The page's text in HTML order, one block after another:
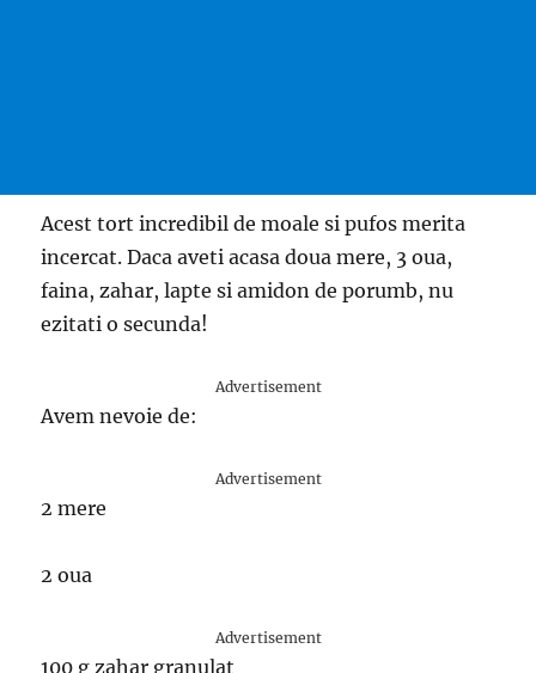
Acest tort incredibil de moale si pufos merita
incercat. Daca aveti acasa doua mere, 3 oua,
faina, zahar, lapte si amidon de porumb, nu
ezitati o secunda!
Advertisement
Avem nevoie de:
Advertisement
2 mere
2 oua
Advertisement
100 g zahar granulat